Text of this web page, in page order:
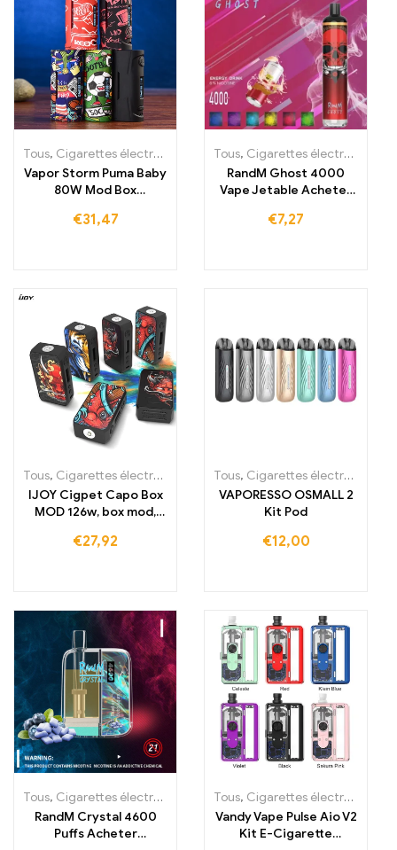
Tous, Cigarettes électroniques jetables ,Cigarettes électroniques
Vapor Storm Puma Baby
80W Mod Box
Puissance variable
€31,47
Tous, Cigarettes électroniques jetables
RandM Ghost 4000
Vape Jetable Acheter
€7,27
Tous, Cigarettes électroniques jetables ,Cigarettes électroniques
IJOY Cigpet Capo Box
MOD 126w, box mod,
€27,92
Tous, Cigarettes électroniques jetables Irlande
VAPORESSO OSMALL 2
Kit Pod
€12,00
Tous, Cigarettes électroniques jetables ,Cigarettes électroniques
RandM Crystal 4600
Puffs Acheter
Tous, Cigarettes électroniques jetables
Vandy Vape Pulse Aio V2
Kit E-Cigarette